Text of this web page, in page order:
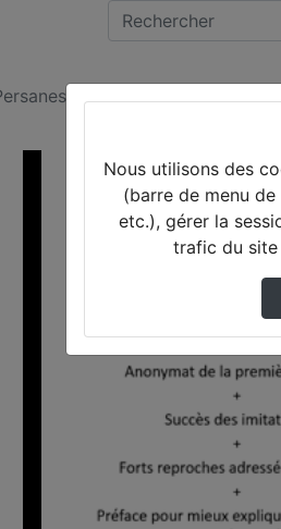
- Cours 1 - Histoire de…
Nous utilisons des
(barre de menu
etc.), gérer la
trafic du site